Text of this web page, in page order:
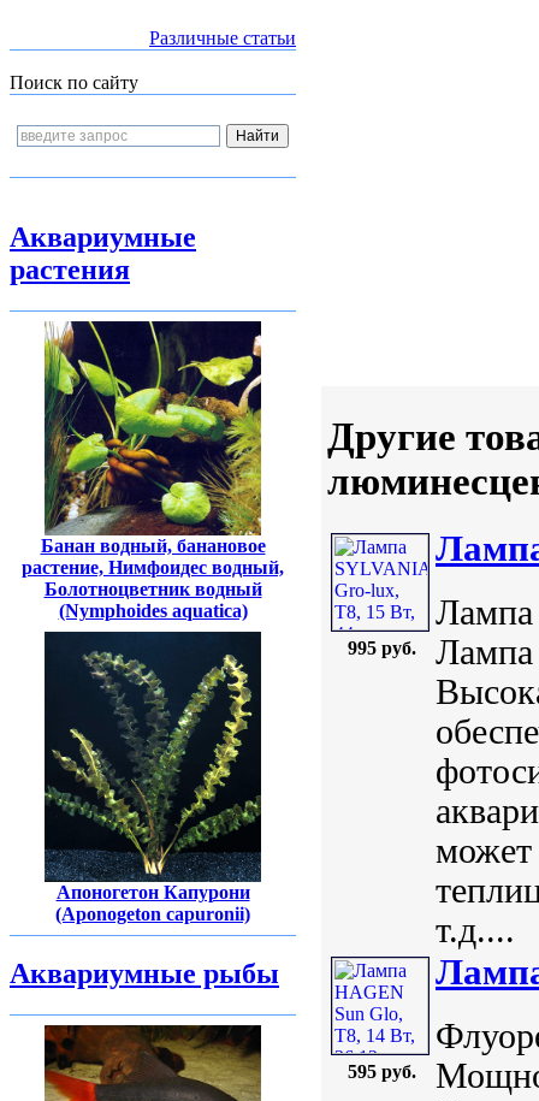
Различные статьи
Поиск по сайту
Аквариумные
растения
Банан водный, банановое
растение, Нимфоидес водный,
Болотноцветник водный
(Nymphoides aquatica)
Апоногетон Капурони
(Aponogeton capuronii)
Аквариумные рыбы
Другие
995 руб.
Лампа
Лампа
может
т.д....
595 руб.